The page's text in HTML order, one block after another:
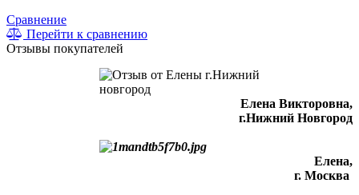
Сравнение
Перейти к сравнению
Отзывы покупателей
Елена Викторовна,
г.Нижний Новгород
Елена,
г. Москва